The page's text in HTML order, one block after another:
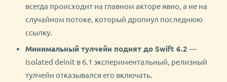
всегда происходит на главном акторе явно, а не на
случайном потоке, который дропнул последнюю
ссылку.
Минимальный тулчейн поднят до Swift 6.2 —
isolated deinit в 6.1 экспериментальный, релизный
тулчейн отказывался его включать.